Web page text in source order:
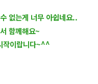
없는게 너무 아쉽네요..
함께해요~
작이랍니다~^^